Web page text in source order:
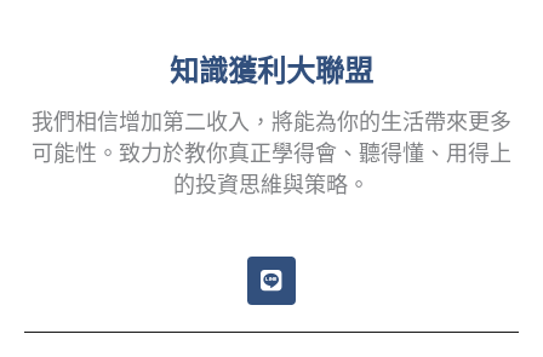
知識獲利大聯盟
我們相信增加第二收入，將能為你的生活帶來更多
可能性。致力於教你真正學得會、聽得懂、用得上
的投資思維與策略。
L
i
e